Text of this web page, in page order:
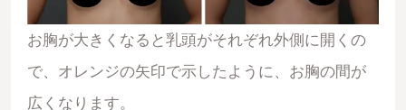
お胸が大きくなると乳頭がそれぞれ外側に開くの
で、オレンジの矢印で示したように、お胸の間が
広くなります。